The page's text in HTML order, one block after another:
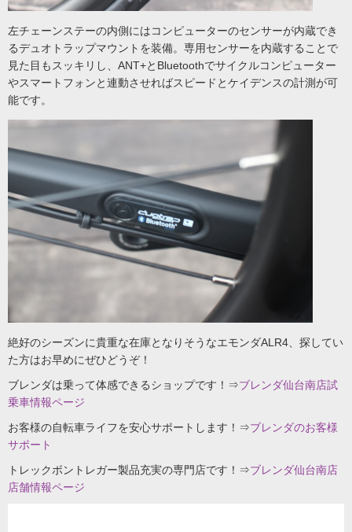
左チェーンステーの内側にはコンピューターのセンサーが内蔵でき
るデュオトラップマウントを装備。専用センサーを内蔵することで
見た目もスッキリし、ANT+とBluetoothでサイクルコンピューター
やスマートフォンと連動させればスピードとケイデンスの計測が可
能です。
絶好のシーズンに貴重な在庫となりそうなエモンダALR4、探してい
た方はお早めにぜひどうぞ！
ブレンダは乗って体感できるショップです！⇒ブレンダ仙台南店試
乗車情報ページ
お客様の自転車ライフを安心サポートします！⇒ブレンダのお客様
サポート
トレックボントレガー製品充実の専門店です！⇒ブレンダ仙台南店
店舗情報ページ